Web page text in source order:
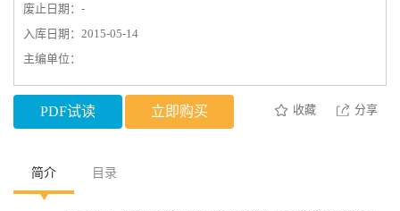
废止日期：-
入库日期：2015-05-14
主编单位：
PDF试读 立即购买 收藏 分享
简介 目录